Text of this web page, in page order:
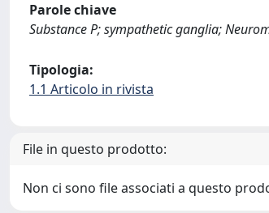
Parole chiave
Substance P; sympathetic ganglia;
Tipologia:
1.1 Articolo in rivista
File in questo prodotto:
Non ci sono file associati a questo